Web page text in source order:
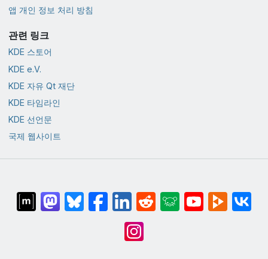
앱 개인 정보 처리 방침
관련 링크
KDE 스토어
KDE e.V.
KDE 자유 Qt 재단
KDE 타임라인
KDE 선언문
국제 웹사이트